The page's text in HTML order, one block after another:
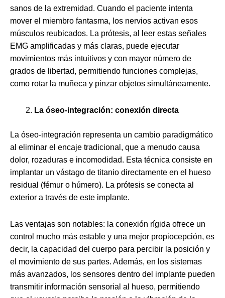
sanos de la extremidad. Cuando el paciente intenta
mover el miembro fantasma, los nervios activan esos
músculos reubicados. La prótesis, al leer estas señales
EMG amplificadas y más claras, puede ejecutar
movimientos más intuitivos y con mayor número de
grados de libertad, permitiendo funciones complejas,
como rotar la muñeca y pinzar objetos simultáneamente.
La óseo-integración: conexión directa
La óseo-integración representa un cambio paradigmático
al eliminar el encaje tradicional, que a menudo causa
dolor, rozaduras e incomodidad. Esta técnica consiste en
implantar un vástago de titanio directamente en el hueso
residual (fémur o húmero). La prótesis se conecta al
exterior a través de este implante.
Las ventajas son notables: la conexión rígida ofrece un
control mucho más estable y una mejor propiocepción, es
decir, la capacidad del cuerpo para percibir la posición y
el movimiento de sus partes. Además, en los sistemas
más avanzados, los sensores dentro del implante pueden
transmitir información sensorial al hueso, permitiendo